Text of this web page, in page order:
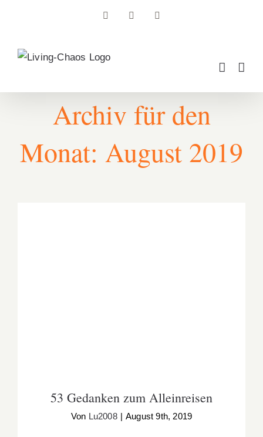
FacebookInstagramPinterest
Archiv für den
Monat: August 2019
53 Gedanken zum Alleinreisen
Von Lu2008 | August 9th, 2019